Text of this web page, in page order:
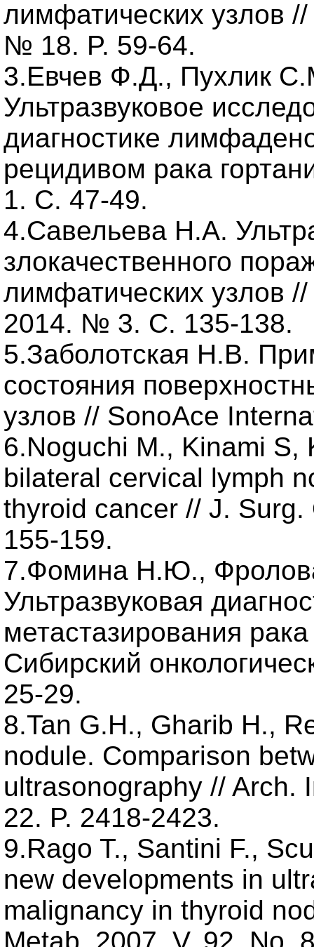
лимфатических узлов
№ 18. P. 59-64.
3.Евчев Ф.Д., Пухлик
Ультразвуковое
диагностике
рецидивом рака
1. С. 47-49.
4.Савельева Н.А.
злокачественного
лимфатических узлов
2014. № 3. С. 135-138.
5.Заболотская Н.В.
состояния
узлов // SonoAce
6.Noguchi M., Kinami S,
bilateral cervical lymph
thyroid cancer // J. Surg.
155-159.
7.Фомина Н.Ю.,
Ультразвуковая
метастазирования
Сибирский
25-29.
8.Tan G.H., Gharib H.,
nodule. Comparison
ultrasonography // Arch.
22. P. 2418-2423.
9.Rago T., Santini F.,
new developments in
malignancy in thyroid